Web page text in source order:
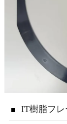
IT樹脂フレ